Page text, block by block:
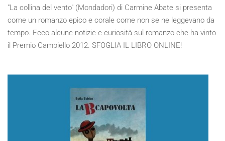
"La collina del vento" (Mondadori) di Carmine Abate si presenta
come un romanzo epico e corale come non se ne leggevano da
tempo. Ecco alcune notizie e curiosità sul romanzo che ha vinto
il Premio Campiello 2012. SFOGLIA IL LIBRO ONLINE!